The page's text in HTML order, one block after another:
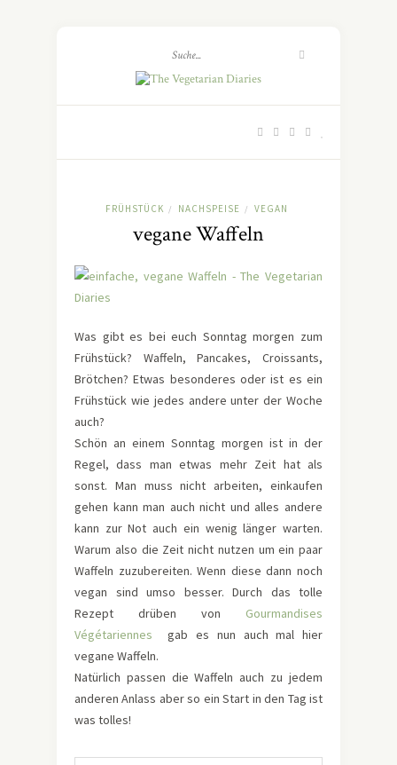
FRÜHSTÜCK / NACHSPEISE / VEGAN
vegane Waffeln
Was gibt es bei euch Sonntag morgen zum
Frühstück? Waffeln, Pancakes, Croissants,
Brötchen? Etwas besonderes oder ist es ein
Frühstück wie jedes andere unter der Woche
auch?
Schön an einem Sonntag morgen ist in der
Regel, dass man etwas mehr Zeit hat als
sonst. Man muss nicht arbeiten, einkaufen
gehen kann man auch nicht und alles andere
kann zur Not auch ein wenig länger warten.
Warum also die Zeit nicht nutzen um ein paar
Waffeln zuzubereiten. Wenn diese dann noch
vegan sind umso besser. Durch das tolle
Rezept drüben von Gourmandises
Végétariennes gab es nun auch mal hier
vegane Waffeln.
Natürlich passen die Waffeln auch zu jedem
anderen Anlass aber so ein Start in den Tag ist
was tolles!